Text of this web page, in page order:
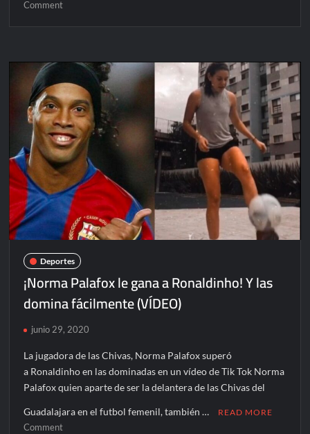
Commenton
de
crímenes
de
odio
en
Playa
del
Carmen
Deportes
¡Norma Palafox le gana a Ronaldinho! Y las
domina fácilmente (VÍDEO)
junio 29, 2020
La jugadora de las Chivas, Norma Palafox superó
a Ronaldinho en las dominadas en un vídeo de Tik Tok Norma
Palafox quien aparte de ser la delantera de las Chivas del
Guadalajara en el futbol femenil, también … READ MORE
Commenton